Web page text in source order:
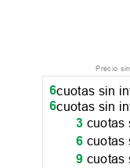
Precio
6cuotas sin
6cuotas sin
3 cuotas
6 cuotas
9 cuotas